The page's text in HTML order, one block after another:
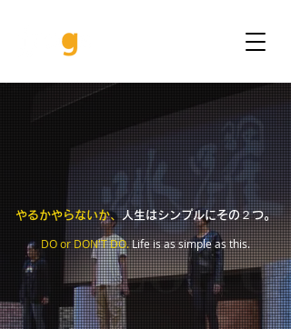
やるかやらないか、人生はシンプルにその２つ。
DO or DON'T DO.Life is as simple as this.